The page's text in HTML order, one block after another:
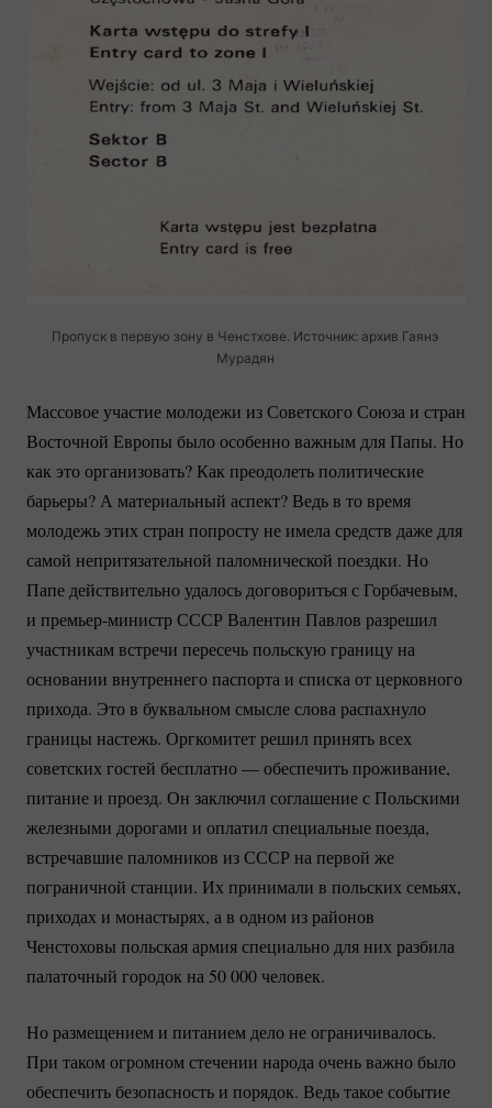
Пропуск в первую зону в Ченстхове. Источник: архив Гаянэ
Мурадян
Массовое участие молодежи из Советского Союза и стран
Восточной Европы было особенно важным для Папы. Но
как это организовать? Как преодолеть политические
барьеры? А материальный аспект? Ведь в то время
молодежь этих стран попросту не имела средств даже для
самой непритязательной паломнической поездки. Но
Папе действительно удалось договориться с Горбачевым,
и премьер-министрСССР Валентин Павлов разрешил
участникам встречи пересечь польскую границу на
основании внутреннего паспорта и списка от церковного
прихода. Это в буквальном смысле слова распахнуло
границы настежь. Оргкомитет решил принять всех
советских гостей бесплатно — обеспечить проживание,
питание и проезд. Он заключил соглашение с Польскими
железными дорогами и оплатил специальные поезда,
встречавшие паломников из СССР на первой же
пограничной станции. Их принимали в польских семьях,
приходах и монастырях, а в одном из районов
Ченстоховы польская армия специально для них разбила
палаточный городок на 50 000 человек.
Но размещением и питанием дело не ограничивалось.
При таком огромном стечении народа очень важно было
обеспечить безопасность и порядок. Ведь такое событие